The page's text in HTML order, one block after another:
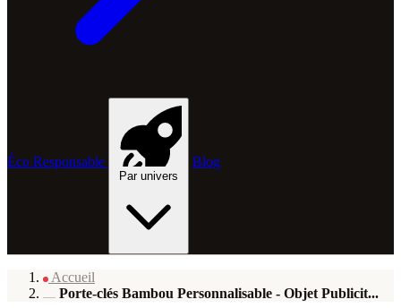
Éco Responsable
Par univers
Blog
Accueil
Porte-clés Bambou Personnalisable - Objet Publicit...